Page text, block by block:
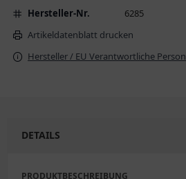
Hersteller-Nr.
6285
Artikeldatenblatt drucken
Hersteller / EU Verantwortliche Person
DETAILS
PRODUKTBESCHREIBUNG